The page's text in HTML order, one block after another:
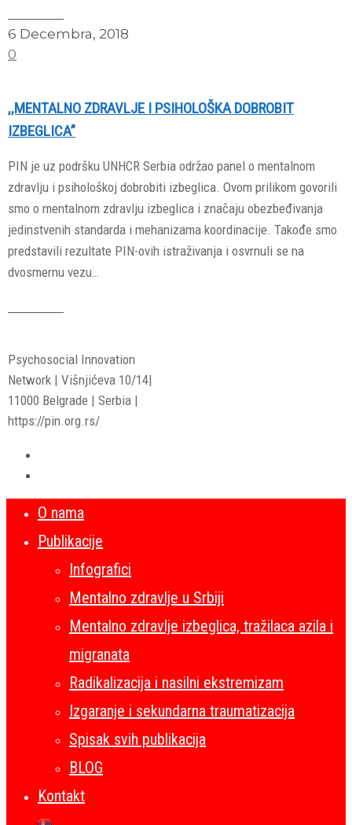
6 Decembra, 2018
0
,,MENTALNO ZDRAVLJE I PSIHOLOŠKA DOBROBIT
IZBEGLICA”
PIN je uz podršku UNHCR Serbia održao panel o mentalnom
zdravlju i psihološkoj dobrobiti izbeglica. Ovom prilikom govorili
smo o mentalnom zdravlju izbeglica i značaju obezbeđivanja
jedinstvenih standarda i mehanizama koordinacije. Takođe smo
predstavili rezultate PIN-ovih istraživanja i osvrnuli se na
dvosmernu vezu…
Psychosocial Innovation
Network | Višnjićeva 10/14|
11000 Belgrade | Serbia |
https://pin.org.rs/
O nama
Publikacije
Infografici
Mentalno zdravlje u Srbiji
Mentalno zdravlje izbeglica, tražilaca azila i
migranata
Radikalizacija i nasilni ekstremizam
Izgaranje i sekundarna traumatizacija
Spisak svih publikacija
BLOG
Kontakt